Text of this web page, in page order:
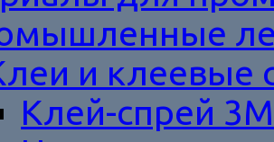
и клеевые
Клей-спрей